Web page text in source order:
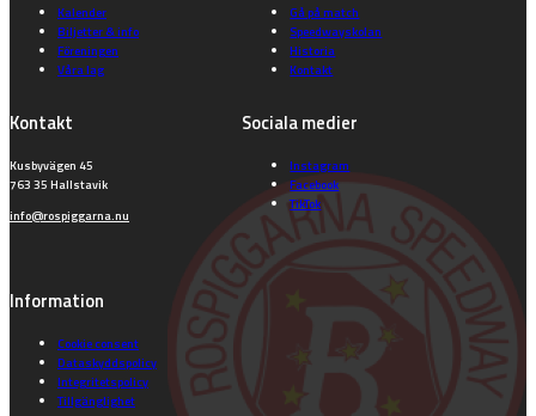
Kalender
Biljetter & info
Föreningen
Våra lag
Gå på match
Speedwayskolan
Historia
Kontakt
Kontakt
Kusbyvägen 45
763 35 Hallstavik
info@rospiggarna.nu
Sociala medier
Instagram
Facebook
TikTok
Information
Cookie consent
Dataskyddspolicy
Integritetspolicy
Tillgänglighet